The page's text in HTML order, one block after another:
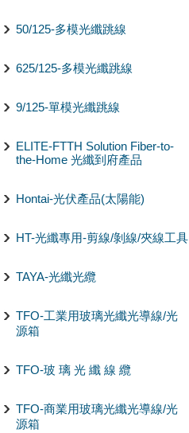
50/125-多模光纖跳線
625/125-多模光纖跳線
9/125-單模光纖跳線
ELITE-FTTH Solution Fiber-to-
the-Home 光纖到府產品
Hontai-光伏產品(太陽能)
HT-光纖專用-剪線/剝線/夾線工具
TAYA-光纖光纜
TFO-工業用玻璃光纖光導線/光
源箱
TFO-玻 璃 光 纖 線 纜
TFO-商業用玻璃光纖光導線/光
源箱